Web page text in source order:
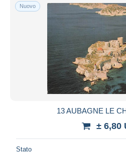
Aggiorna
Nuovo
13 AUBAGNE LE
± 6,80
Stato